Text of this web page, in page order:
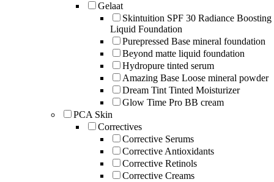
Gelaat
Skintuition SPF 30 Radiance Boosting
Liquid Foundation
Purepressed Base mineral foundation
Beyond matte liquid foundation
Hydropure tinted serum
Amazing Base Loose mineral powder
Dream Tint Tinted Moisturizer
Glow Time Pro BB cream
PCA Skin
Correctives
Corrective Serums
Corrective Antioxidants
Corrective Retinols
Corrective Creams